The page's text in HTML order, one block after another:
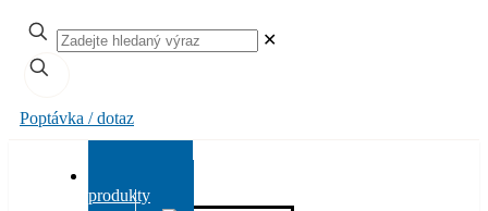
✕
Poptávka / dotaz
produkty